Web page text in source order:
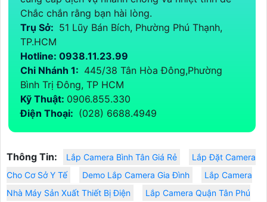
Chắc chắn rằng bạn hài lòng.
Trụ Sở: 51 Lũy Bán Bích, Phường Phú Thạnh,
TP.HCM
Hotline: 0938.11.23.99
Chi Nhánh 1: 445/38 Tân Hòa Đông,Phường
Bình Trị Đông, TP HCM
Kỹ Thuật: 0906.855.330
Điện Thoại: (028) 6688.4949
Thông Tin: Lắp Camera Bình Tân Giá Rẻ
Lắp Đặt Camera
Cho Cơ Sở Y Tế
Demo Lắp Camera Gia Đình
Lắp Camera
Nhà Máy Sản Xuất Thiết Bị Điện
Lắp Camera Quận Tân Phú